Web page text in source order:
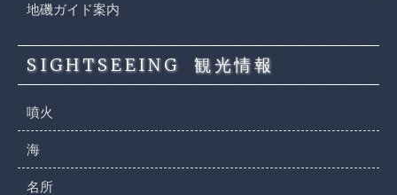
地磯ガイド案内
SIGHTSEEING 観光情報
噴火
海
名所